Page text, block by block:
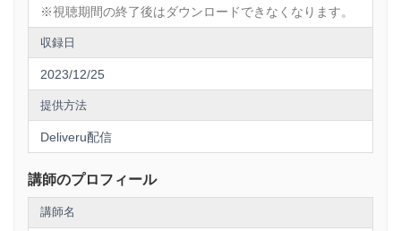
※視聴期間の終了後はダウンロードできなくなります。
収録日
2023/12/25
提供方法
Deliveru配信
講師のプロフィール
講師名